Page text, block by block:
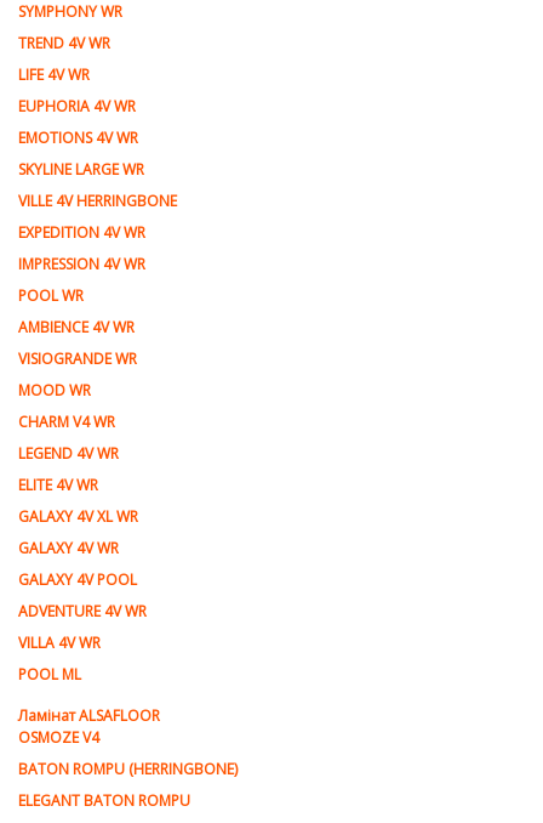
SYMPHONY WR
TREND 4V WR
LIFE 4V WR
EUPHORIA 4V WR
EMOTIONS 4V WR
SKYLINE LARGE WR
VILLE 4V HERRINGBONE
EXPEDITION 4V WR
IMPRESSION 4V WR
POOL WR
AMBIENCE 4V WR
VISIOGRANDE WR
MOOD WR
CHARM V4 WR
LEGEND 4V WR
ELITE 4V WR
GALAXY 4V XL WR
GALAXY 4V WR
GALAXY 4V POOL
ADVENTURE 4V WR
VILLA 4V WR
POOL ML
Ламiнат ALSAFLOOR
OSMOZE V4
BATON ROMPU (HERRINGBONE)
ELEGANT BATON ROMPU